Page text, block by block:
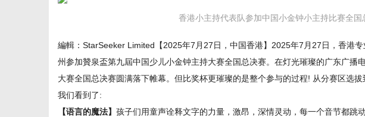
香港小主持代表队参加中国小金钟小主持比赛全国
編輯：StarSeeker Limited【2025年7月27日，中国香港】2025年7月27日，香港
州参加贊泉盃第九屆中国少儿小金钟主持大赛全国总决赛。在灯光璀璨的广东广播
大赛全国总决赛圆满落下帷幕。但比奖杯更璀璨的是整个参与的过程! 从分赛区选
我们看到了:
【语言的魔法】 孩子们用童声诠释文字的力量，激昂，深情灵动，每一个音节都跳